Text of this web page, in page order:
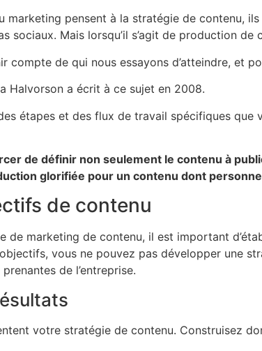
marketing pensent à la stratégie de contenu,
sociaux. Mais lorsqu’il s’agit de production
compte de qui nous essayons d’atteindre, et
Halvorson a écrit à ce sujet en 2008.
étapes et des flux de travail spécifiques
de définir non seulement le contenu à
glorifiée pour un contenu dont
de contenu
de marketing de contenu, il est important
vous ne pouvez pas développer une
de l’entreprise.
votre stratégie de contenu. Construisez